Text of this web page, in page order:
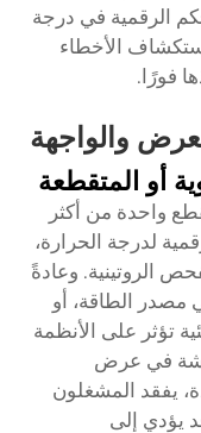
الرقمية في درجة
الأخطاء
فورًا.
والواجهة
أو المتقطعة
واحدة من أكثر
لدرجة الحرارة،
الروتينية. وعادةً
مصدر الطاقة، أو
تؤثر على الأنظمة
في عرض
يفقد المشغلون
يؤدي إلى